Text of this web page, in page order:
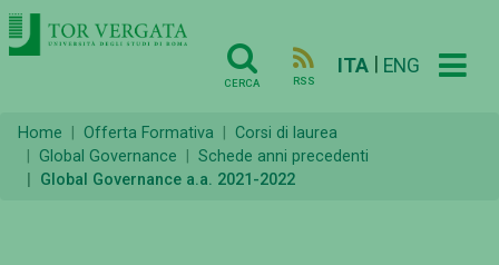
CERCA RSS
ITA ENG
Home Offerta Formativa
Corsi di laurea
Global Governance
Schede anni precedenti
Global Governance a.a. 2021-2022